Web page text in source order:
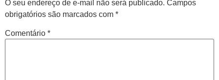
O seu endereço de e-mail não será publicado. Campos
obrigatórios são marcados com *
Comentário *